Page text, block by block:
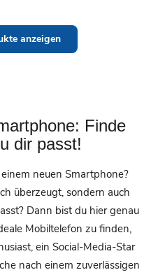
anzeigen
Finde
dir passt!
neuen Smartphone?
überzeugt, sondern auch
Dann bist du hier genau
Mobiltelefon zu finden,
ein Social-Media-Star
nach einem zuverlässigen